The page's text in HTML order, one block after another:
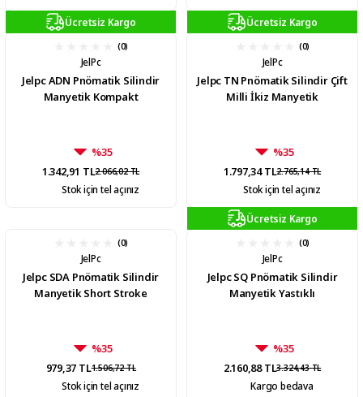
Ücretsiz Kargo
(0)
JelPc
Jelpc ADN Pnömatik Silindir
Manyetik Kompakt
%35
1.342,91 TL2.066,02 TL
Stok için tel açınız
Ücretsiz Kargo
(0)
JelPc
Jelpc TN Pnömatik Silindir Çift
Milli İkiz Manyetik
%35
1.797,34 TL2.765,14 TL
Stok için tel açınız
(0)
JelPc
Jelpc SDA Pnömatik Silindir
Manyetik Short Stroke
%35
979,37 TL1.506,72 TL
Stok için tel açınız
Ücretsiz Kargo
(0)
JelPc
Jelpc SQ Pnömatik Silindir
Manyetik Yastıklı
%35
2.160,88 TL3.324,43 TL
Kargo bedava